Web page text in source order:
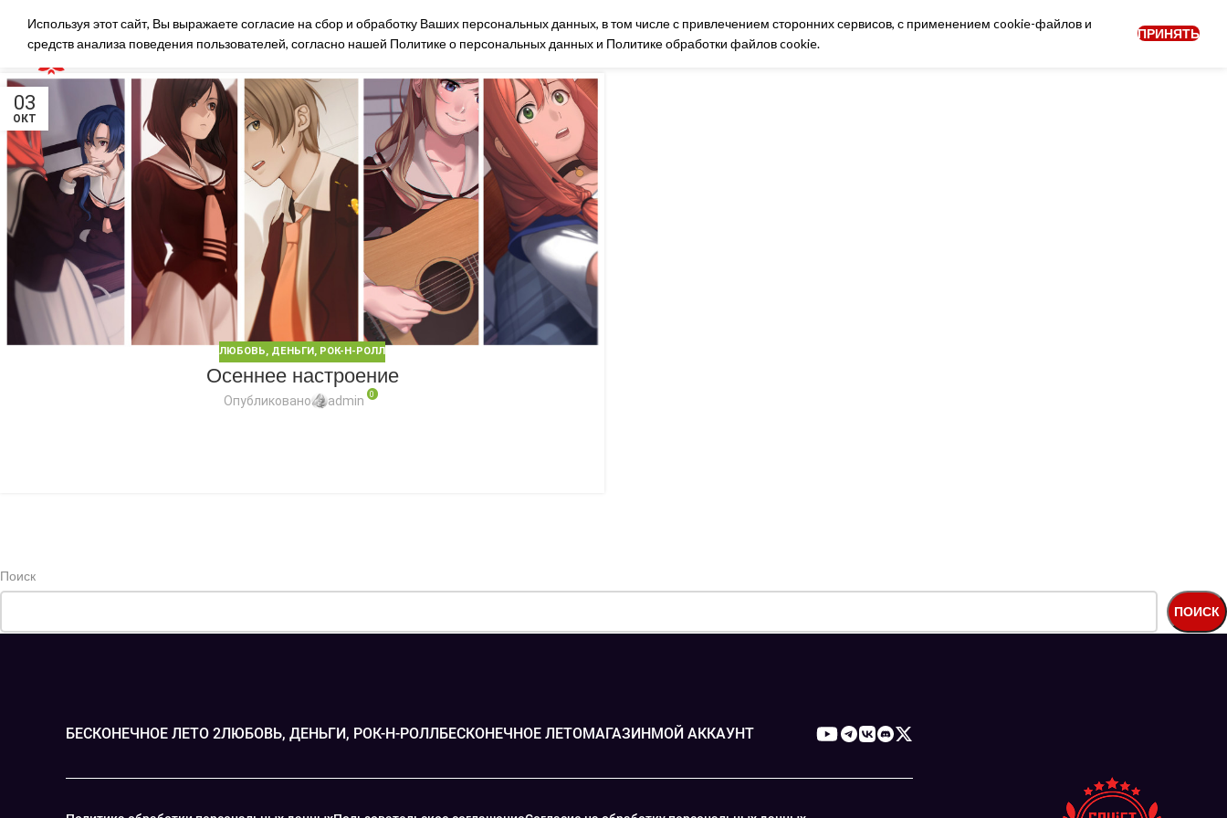
НАШИ ИГРЫ МАГАЗИН КОНТАКТЫ БЛОГ
0
03
ОКТ
ЛЮБОВЬ, ДЕНЬГИ, РОК-Н-РОЛЛ
Осеннее настроение
Опубликовано admin 0
Поиск
ПОИСК
БЕСКОНЕЧНОЕ ЛЕТО 2ЛЮБОВЬ, ДЕНЬГИ, РОК-Н-РОЛЛБЕСКОНЕЧНОЕ ЛЕТОМАГАЗИНМОЙ АККАУНТ
Используя этот сайт, Вы выражаете согласие на сбор и обработку Ваших персональных данных, в том числе с привлечением сторонних сервисов, с применением cookie-файлов и
средств анализа поведения пользователей, согласно нашей Политике о персональных данных и Политике обработки файлов cookie.
ПРИНЯТЬ